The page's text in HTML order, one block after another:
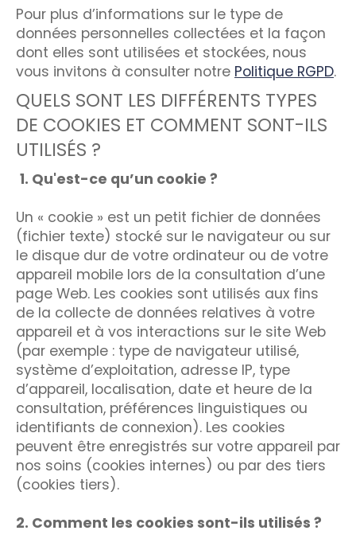
Pour plus d’informations sur le type de
données personnelles collectées et la façon
dont elles sont utilisées et stockées, nous
vous invitons à consulter notre Politique RGPD.
QUELS SONT LES DIFFÉRENTS TYPES
DE COOKIES ET COMMENT SONT-ILS
UTILISÉS ?
1. Qu'est-ce qu’un cookie ?
Un « cookie » est un petit fichier de données
(fichier texte) stocké sur le navigateur ou sur
le disque dur de votre ordinateur ou de votre
appareil mobile lors de la consultation d’une
page Web. Les cookies sont utilisés aux fins
de la collecte de données relatives à votre
appareil et à vos interactions sur le site Web
(par exemple : type de navigateur utilisé,
système d’exploitation, adresse IP, type
d’appareil, localisation, date et heure de la
consultation, préférences linguistiques ou
identifiants de connexion). Les cookies
peuvent être enregistrés sur votre appareil par
nos soins (cookies internes) ou par des tiers
(cookies tiers).
2. Comment les cookies sont-ils utilisés ?